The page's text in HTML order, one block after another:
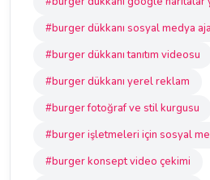
#burger dükkanı sosyal medya
#burger dükkanı tanıtım videosu
#burger dükkanı yerel reklam
#burger fotoğraf ve stil kurgusu
#burger işletmeleri için sosyal
#burger konsept video çekimi